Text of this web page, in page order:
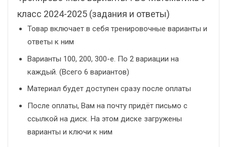
класс 2024-2025 (задания и ответы)
Товар включает в себя тренировочные варианты и
ответы к ним
Варианты 100, 200, 300-е. По 2 вариации на
каждый. (Всего 6 вариантов)
Материал будет доступен сразу после оплаты
После оплаты, Вам на почту придёт письмо с
ссылкой на диск. На этом диске загружены
варианты и ключи к ним